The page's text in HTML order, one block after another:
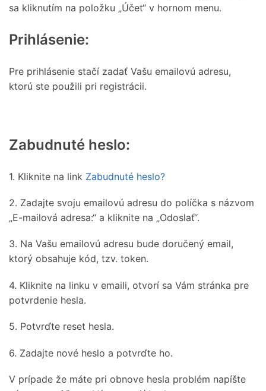
sa kliknutím na položku „Účet“ v hornom menu.
Prihlásenie:
Pre prihlásenie stačí zadať Vašu emailovú adresu,
ktorú ste použili pri registrácii.
Zabudnuté heslo:
1. Kliknite na link Zabudnuté heslo?
2. Zadajte svoju emailovú adresu do políčka s názvom
„E-mailová adresa:“ a kliknite na „Odoslať“.
3. Na Vašu emailovú adresu bude doručený email,
ktorý obsahuje kód, tzv. token.
4. Kliknite na linku v emaili, otvorí sa Vám stránka pre
potvrdenie hesla.
5. Potvrďte reset hesla.
6. Zadajte nové heslo a potvrďte ho.
V prípade že máte pri obnove hesla problém napíšte